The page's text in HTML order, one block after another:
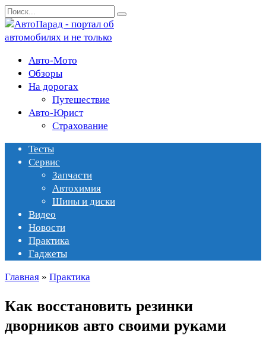
Перейти
к
содержанию
Search
for:
Авто-Мото
Обзоры
На дорогах
Путешествие
Авто-Юрист
Страхование
Тесты
Сервис
Запчасти
Автохимия
Шины и диски
Видео
Новости
Практика
Гаджеты
Главная » Практика
Как восстановить резинки
дворников авто своими руками